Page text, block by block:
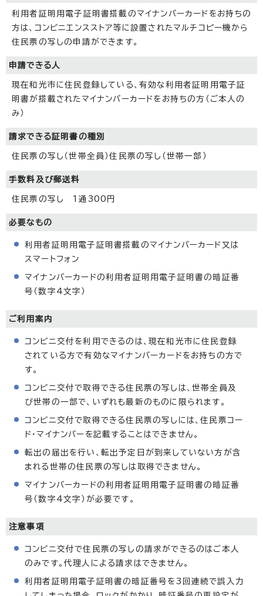
利用者証明用電子証明書搭載のマイナンバーカードをお持ちの
方は、コンビニエンスストア等に設置されたマルチコピー機から
住民票の写しの申請ができます。
申請できる人
現在和光市に住民登録している、有効な利用者証明用電子証
明書が搭載されたマイナンバーカードをお持ちの方（ご本人の
み）
請求できる証明書の種別
住民票の写し（世帯全員）住民票の写し（世帯一部）
手数料及び郵送料
住民票の写し 1通300円
必要なもの
利用者証明用電子証明書搭載のマイナンバーカード又は
スマートフォン
マイナンバーカードの利用者証明用電子証明書の暗証番
号（数字4文字）
ご利用案内
コンビニ交付を利用できるのは、現在和光市に住民登録
されている方で有効なマイナンバーカードをお持ちの方で
す。
コンビニ交付で取得できる住民票の写しは、世帯全員及
び世帯の一部で、いずれも最新のものに限られます。
コンビニ交付で取得できる住民票の写しには、住民票コー
ド・マイナンバーを記載することはできません。
転出の届出を行い、転出予定日が到来していない方が含
まれる世帯の住民票の写しは取得できません。
マイナンバーカードの利用者証明用電子証明書の暗証番
号（数字4文字）が必要です。
注意事項
コンビニ交付で住民票の写しの請求ができるのはご本人
のみです。代理人による請求はできません。
利用者証明用電子証明書の暗証番号を3回連続で誤入力